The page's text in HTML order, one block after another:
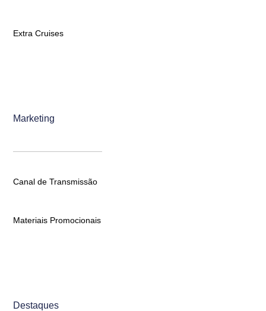
Destaques
Marketing
Canal de Transmissão
Materiais Promocionais
Extra Cruises